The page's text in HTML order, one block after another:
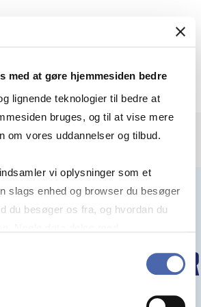
med at gøre hjemmesiden bedre
lignende teknologier til bedre at
bruges, og til at vise mere
om vores uddannelser og tilbud.
vi oplysninger som et
slags enhed og browser du besøger
du besøger os fra, og hvordan du
selv - og kan altid trække